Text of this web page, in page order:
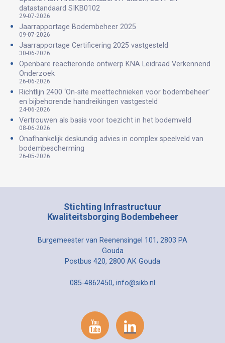
datastandaard SIKB0102
29-07-2026
Jaarrapportage Bodembeheer 2025
09-07-2026
Jaarrapportage Certificering 2025 vastgesteld
30-06-2026
Openbare reactieronde ontwerp KNA Leidraad Verkennend
Onderzoek
26-06-2026
Richtlijn 2400 ‘On-site meettechnieken voor bodembeheer’
en bijbehorende handreikingen vastgesteld
24-06-2026
Vertrouwen als basis voor toezicht in het bodemveld
08-06-2026
Onafhankelijk deskundig advies in complex speelveld van
bodembescherming
26-05-2026
Stichting Infrastructuur
Kwaliteitsborging Bodembeheer
Burgemeester van Reenensingel 101, 2803 PA
Gouda
Postbus 420, 2800 AK Gouda
085-4862450, info@sikb.nl